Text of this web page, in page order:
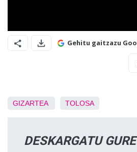
Gehitu gaitzazu
GIZARTEA TOLOSA
DESKARGATU